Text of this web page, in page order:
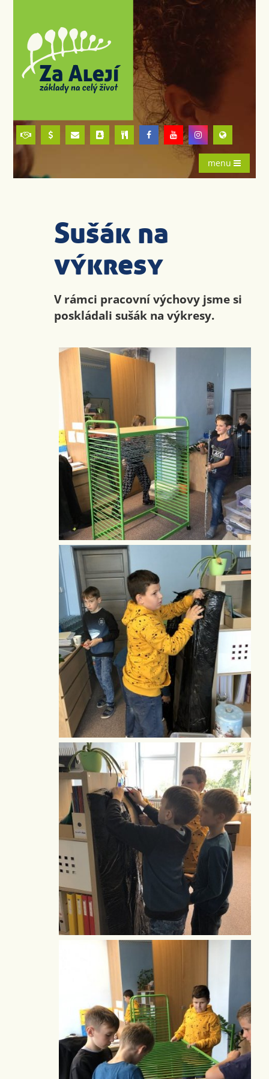
menu
Sušák na
výkresy
V rámci pracovní výchovy jsme si
poskládali sušák na výkresy.